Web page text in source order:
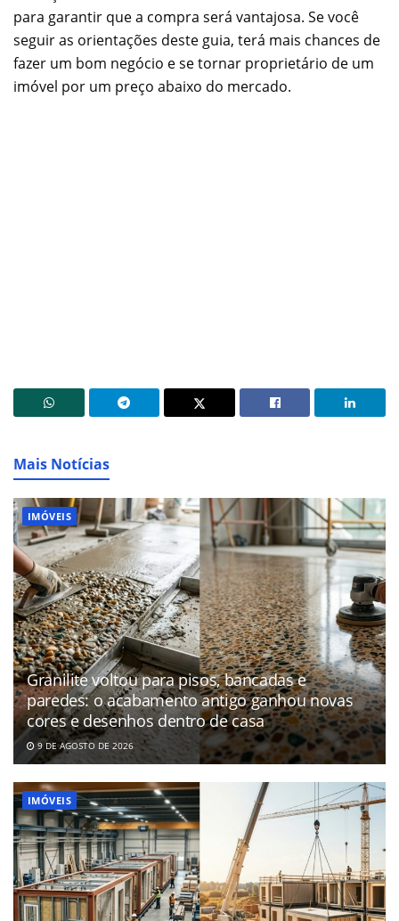
para garantir que a compra será vantajosa. Se você
seguir as orientações deste guia, terá mais chances de
fazer um bom negócio e se tornar proprietário de um
imóvel por um preço abaixo do mercado.
Mais Notícias
IMÓVEIS
Granilite voltou para pisos, bancadas e
paredes: o acabamento antigo ganhou novas
cores e desenhos dentro de casa
9 DE AGOSTO DE 2026
IMÓVEIS